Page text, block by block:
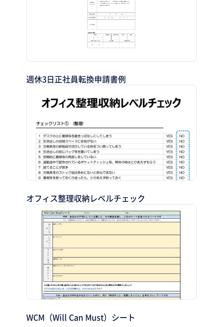
週休3日正社員転換申請書例
オフィス整理収納レベルチェック
WCM（Will Can Must）シート